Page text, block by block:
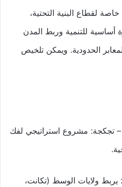
خاصة لقطاع البنية التحتية،
أساسية للتنمية وربط المدن
الحدودية. ويمكن تلخيص
تجكجة: مشروع استراتيجي لفك
ولايات الوسط (تكانت،